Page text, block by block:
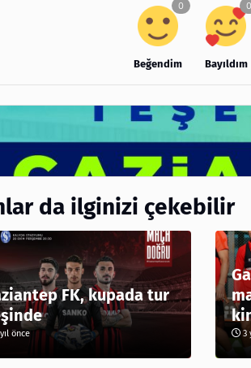
Beğendim Bayıldım
da ilginizi çekebilir
FK, kupada tur
önce 3